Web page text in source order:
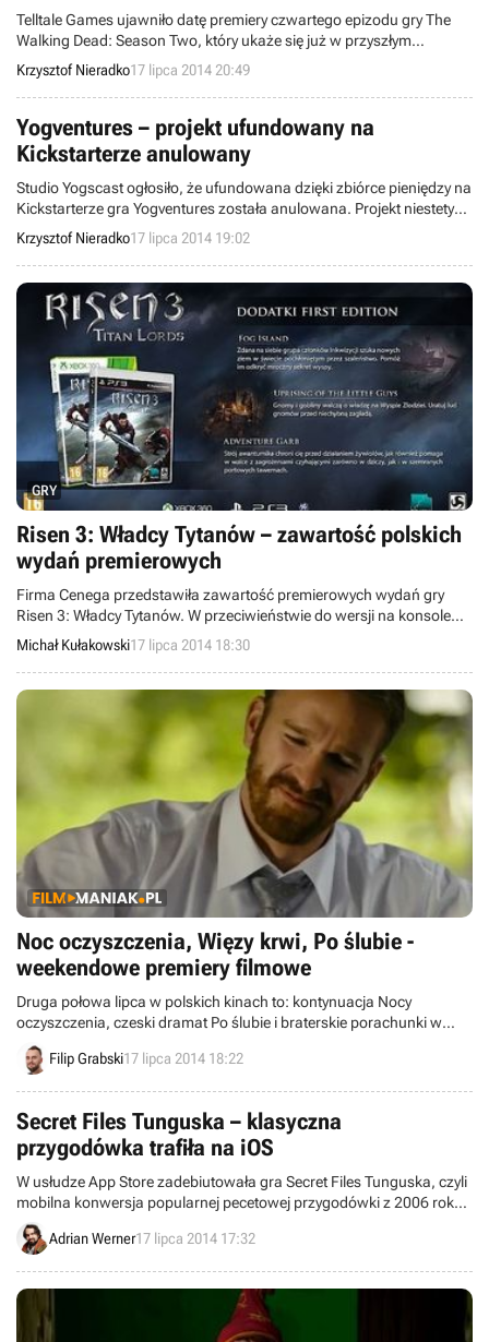
Telltale Games ujawniło datę premiery czwartego epizodu gry The
Walking Dead: Season Two, który ukaże się już w przyszłym
tygodniu. Studio ogłosiło tę informację wraz z publikacją zupełnie
nowego trailera omawianego tytułu.
Krzysztof Nieradko17 lipca 2014 20:49
Yogventures – projekt ufundowany na
Kickstarterze anulowany
Studio Yogscast ogłosiło, że ufundowana dzięki zbiórce pieniędzy na
Kickstarterze gra Yogventures została anulowana. Projekt niestety
przerósł możliwości sześcioosobowej ekipy z Winterkewl Games,
które zajmowało się jej warstwą techniczną. Dla wszystkich, którzy
dołożyli swoją ciegiełkę, finansując wspomnianą produkcję, autorzy
przewidują w ramach rekompensaty między innymi kod na grę TUG.
Krzysztof Nieradko17 lipca 2014 19:02
GRY
Risen 3: Władcy Tytanów – zawartość polskich
wydań premierowych
Firma Cenega przedstawiła zawartość premierowych wydań gry
Risen 3: Władcy Tytanów. W przeciwieństwie do wersji na konsole
Xbox 360 i PlayStation 3, edycja tytułu na komputerach PC będzie
oferowała dodatkowe bonusy, takie jak ścieżka dźwiękowa oraz
drukowana mapa świata.
Michał Kułakowski17 lipca 2014 18:30
Noc oczyszczenia, Więzy krwi, Po ślubie -
weekendowe premiery filmowe
Druga połowa lipca w polskich kinach to: kontynuacja Nocy
oczyszczenia, czeski dramat Po ślubie i braterskie porachunki w
filmie Więzy krwi. Na najmłodszych zaś czeka animacja Samoloty 2,
a fanom tańca na wielkim ekranie dedykowany jest kolejny Step Up.
Filip Grabski17 lipca 2014 18:22
Secret Files Tunguska – klasyczna
przygodówka trafiła na iOS
W usłudze App Store zadebiutowała gra Secret Files Tunguska, czyli
mobilna konwersja popularnej pecetowej przygodówki z 2006 roku.
Co ciekawe gra jest dostępna w także w polskiej wersji językowej.
Adrian Werner17 lipca 2014 17:32